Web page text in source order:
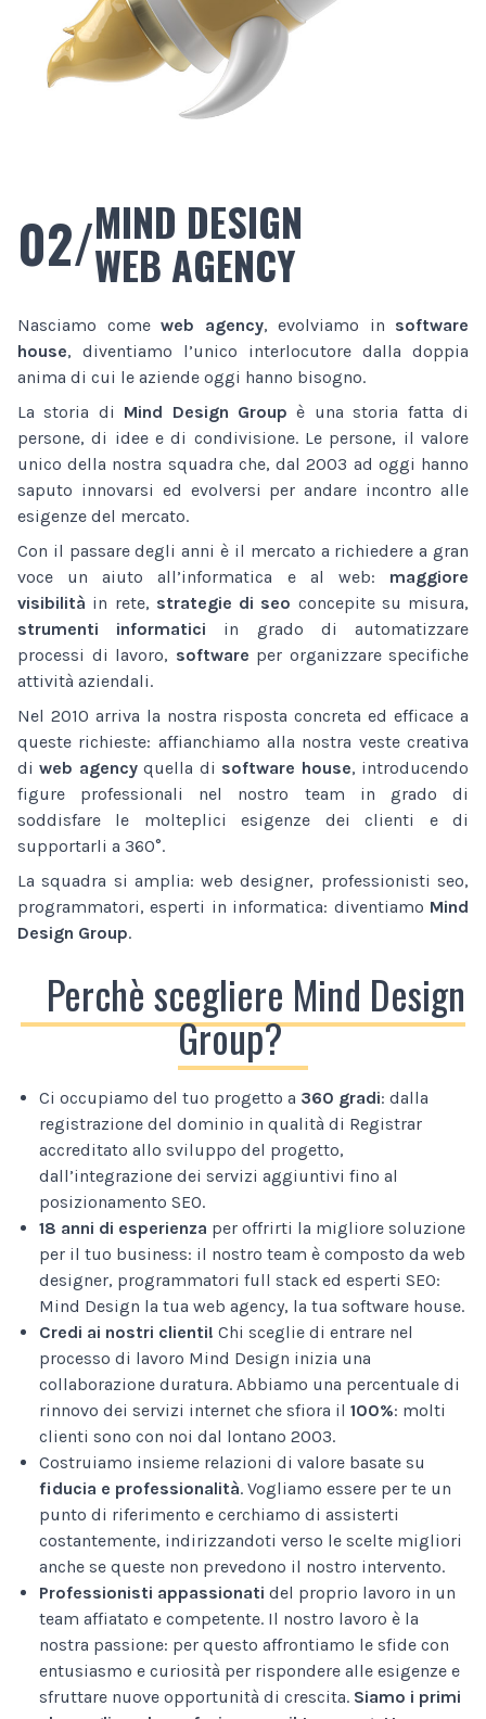
02/MIND DESIGN
WEB AGENCY
Nasciamo come web agency, evolviamo in software
house, diventiamo l’unico interlocutore dalla doppia
anima di cui le aziende oggi hanno bisogno.
La storia di Mind Design Group è una storia fatta di
persone, di idee e di condivisione. Le persone, il valore
unico della nostra squadra che, dal 2003 ad oggi hanno
saputo innovarsi ed evolversi per andare incontro alle
esigenze del mercato.
Con il passare degli anni è il mercato a richiedere a gran
voce un aiuto all’informatica e al web: maggiore
visibilità in rete, strategie di seo concepite su misura,
strumenti informatici in grado di automatizzare
processi di lavoro, software per organizzare specifiche
attività aziendali.
Nel 2010 arriva la nostra risposta concreta ed efficace a
queste richieste: affianchiamo alla nostra veste creativa
diweb agencyquella di software house, introducendo
figure professionali nel nostro team in grado di
soddisfare le molteplici esigenze dei clienti e di
supportarli a 360°.
La squadra si amplia: web designer, professionisti seo,
programmatori, esperti in informatica: diventiamo Mind
Design Group.
Perchè scegliere Mind Design
Group?
Ci occupiamo del tuo progetto a 360 gradi: dalla
registrazione del dominio in qualità di Registrar
accreditato allo sviluppo del progetto,
dall’integrazione dei servizi aggiuntivi fino al
posizionamento SEO.
18 anni di esperienza per offrirti la migliore soluzione
per il tuo business: il nostro team è composto da web
designer, programmatori full stack ed esperti SEO:
Mind Design la tua web agency, la tua software house.
Credi ai nostri clienti! Chi sceglie di entrare nel
processo di lavoro Mind Design inizia una
collaborazione duratura. Abbiamo una percentuale di
rinnovo dei servizi internet che sfiora il 100%: molti
clienti sono con noi dal lontano 2003.
Costruiamo insieme relazioni di valore basate su
fiducia e professionalità. Vogliamo essere per te un
punto di riferimento e cerchiamo di assisterti
costantemente, indirizzandoti verso le scelte migliori
anche se queste non prevedono il nostro intervento.
Professionisti appassionati del proprio lavoro in un
team affiatato e competente. Il nostro lavoro è la
nostra passione: per questo affrontiamo le sfide con
entusiasmo e curiosità per rispondere alle esigenze e
sfruttare nuove opportunità di crescita. Siamo i primi